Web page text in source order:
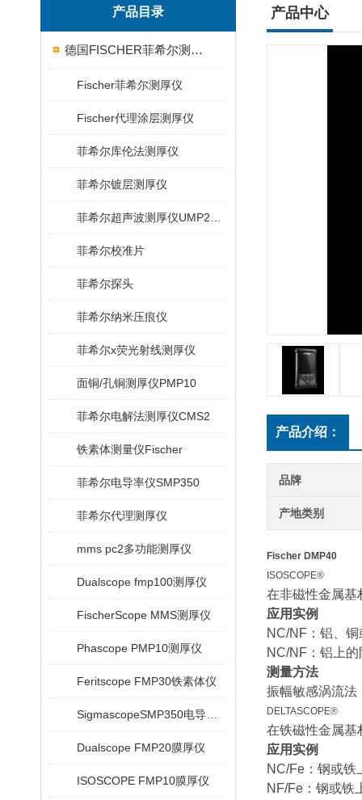
产品目录
德国FISCHER菲希尔测厚仪
Fischer菲希尔测厚仪
Fischer代理涂层测厚仪
菲希尔库伦法测厚仪
菲希尔镀层测厚仪
菲希尔校准片
菲希尔探头
菲希尔纳米压痕仪
菲希尔x荧光射线测厚仪
面铜/孔铜测厚仪PMP10
菲希尔电解法测厚仪CMS2
铁素体测量仪Fischer
菲希尔电导率仪SMP350
菲希尔代理测厚仪
mms pc2多功能测厚仪
Dualscope fmp100测厚仪
FischerScope MMS测厚仪
Phascope PMP10测厚仪
Feritscope FMP30铁素体仪
Dualscope FMP20膜厚仪
ISOSCOPE FMP10膜厚仪
产品中心
产品介绍：
品牌
产地类别
Fischer DMP40
ISOSCOPE®
在非磁性金属基
应用实例
NC/NF：铝、
NC/NF：铝上
测量方法
振幅敏感涡流法
DELTASCOPE®
在铁磁性金属基
应用实例
NC/Fe：钢或铁
NF/Fe：钢或铁